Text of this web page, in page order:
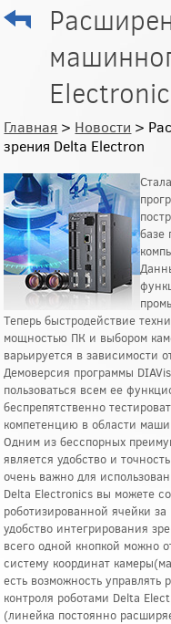
Главная > Новости >
зрения Delta Electron
базе
Теперь быстродействие
мощностью ПК и выбором
варьируется в зависимости
Демоверсия программы
пользоваться всем ее
беспрепятственно
компетенцию в области
Одним из бесспорных
является удобство и
очень важно для
Delta Electronics вы можете
роботизированной ячейки
удобство интегрирования
всего одной кнопкой можно
систему координат
есть возможность
контроля роботами Delta
(линейка постоянно